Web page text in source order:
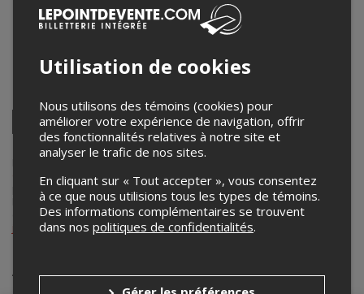
20h00 – 21h30 / Entrée: 19h00
2300 RUE BEAUBIEN E
MONTRÉAL QC
Facebook
Twitter
LinkedinPinterestEnvoyer
par
courriel
Lepointdevente.com agit à titre de mandataire pour
Goat inc. dans le cadre de l’affichage en ligne et la vente de billets
pour ses événements.
Pour plus d’information à propos de cet événement, veuillez
contacter l’organisateur de l’événement,Productions Goat inc.
jmjuniorelie@gmail.com.
Achat de billets
Utilisation de cookies
Nous utilisons des témoins (cookies) pour
améliorer votre expérience de navigation, offrir
des fonctionnalités relatives à notre site et
analyser le trafic de nos sites.
En cliquant sur « Tout accepter », vous consentez
à ce que nous utilisions tous les types de témoins.
Des informations complémentaires se trouvent
dans nos politiques de confidentialités.